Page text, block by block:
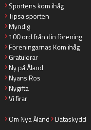
Sportens kom ihåg
Tipsa sporten
Myndig
100 ord från din förening
Föreningarnas Kom ihåg
Gratulerar
Ny på Åland
Nyans Ros
Nygifta
Vi firar
Om Nya Åland Dataskydd